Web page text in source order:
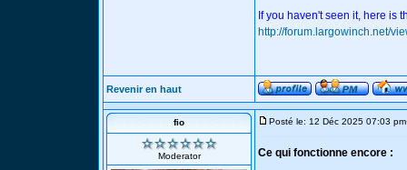
If you haven't seen it, here is
http://forum.largowinch.net/
Revenir en haut
fio
Moderator
Posté le: 12 Déc 2025 07:03 pm
Ce qui fonctionne encore :